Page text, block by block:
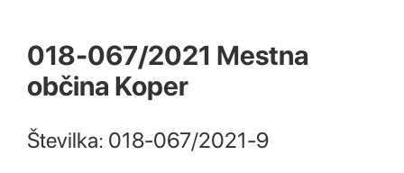
018-067/2021 Mestna
občina Koper
Številka: 018-067/2021-9